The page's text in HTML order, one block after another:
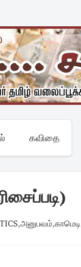
கவிதை
,அனுபவம்,காமெடி